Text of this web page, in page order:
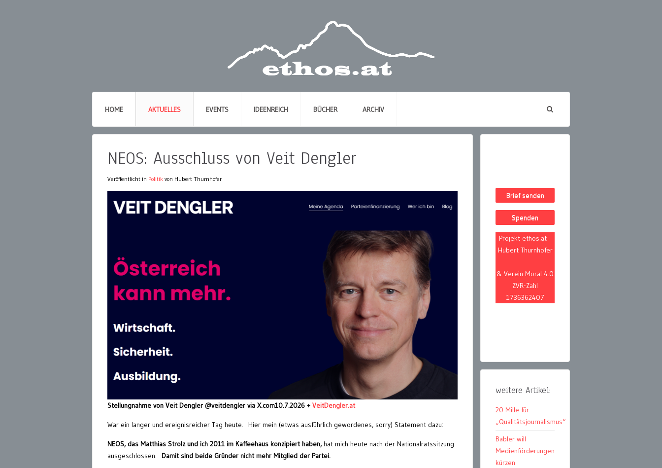
HOME AKTUELLES EVENTS IDEENREICH BÜCHER ARCHIV
NEOS: Ausschluss von Veit Dengler
Veröffentlicht in Politik von Hubert Thurnhofer
Stellungnahme von Veit Dengler @veitdengler via X.com10.7.2026 + VeitDengler.at
War ein langer und ereignisreicher Tag heute. Hier mein (etwas ausführlich gewordenes, sorry) Statement dazu:
NEOS, das Matthias Strolz und ich 2011 im Kaffeehaus konzipiert haben,hat mich heute nach der Nationalratssitzung
ausgeschlossen. Damit sind beide Gründer nicht mehr Mitglied der Partei.
Brief senden
Spenden
Projekt ethos.at
Hubert Thurnhofer
& Verein Moral 4.0
ZVR-Zahl
1736362407
weitere Artikel:
20 Mille für
„Qualitätsjournalismus“
Babler will
Medienförderungen
kürzen